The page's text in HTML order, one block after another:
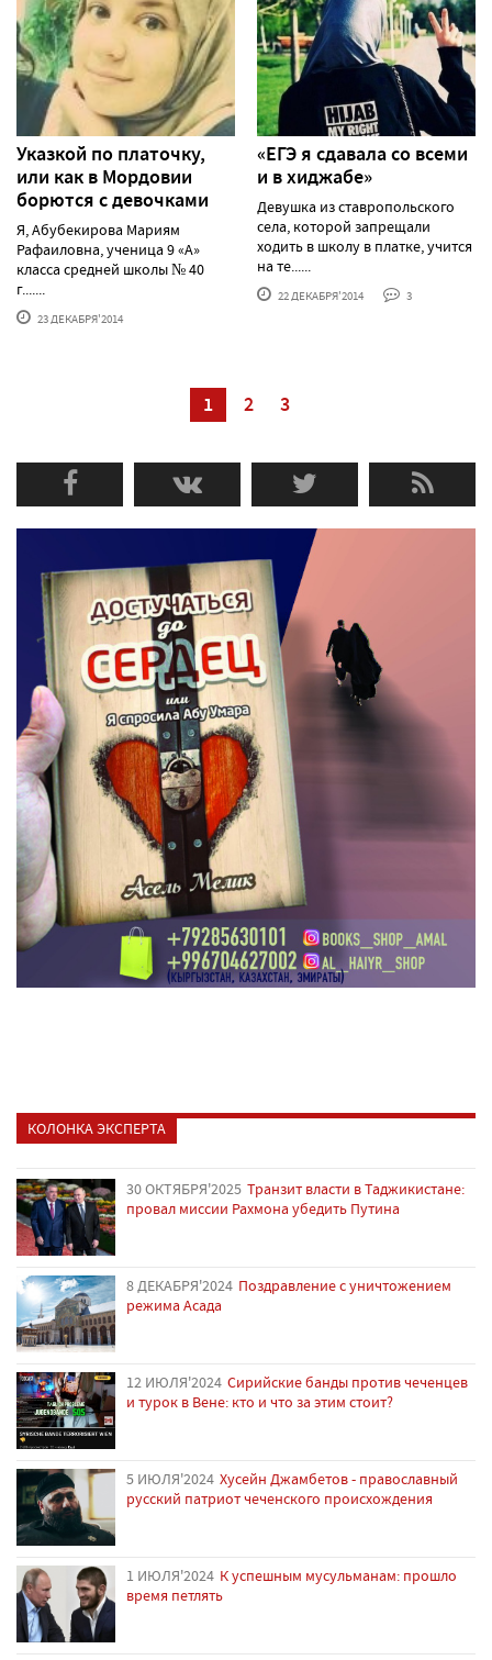
Указкой по платочку,
или как в Мордовии
борются с девочками
Я, Абубекирова Мариям
Рафаиловна, ученица 9 «А»
класса средней школы № 40
г.......
23 ДЕКАБРЯ'2014
«ЕГЭ я сдавала со всеми
и в хиджабе»
Девушка из ставропольского
села, которой запрещали
ходить в школу в платке, учится
на те......
22 ДЕКАБРЯ'2014 3
1 2 3
КОЛОНКА ЭКСПЕРТА
30 ОКТЯБРЯ'2025 Транзит власти в Таджикистане:
провал миссии Рахмона убедить Путина
8 ДЕКАБРЯ'2024 Поздравление с уничтожением
режима Асада
12 ИЮЛЯ'2024 Сирийские банды против чеченцев
и турок в Вене: кто и что за этим стоит?
5 ИЮЛЯ'2024 Хусейн Джамбетов - православный
русский патриот чеченского происхождения
1 ИЮЛЯ'2024 К успешным мусульманам: прошло
время петлять